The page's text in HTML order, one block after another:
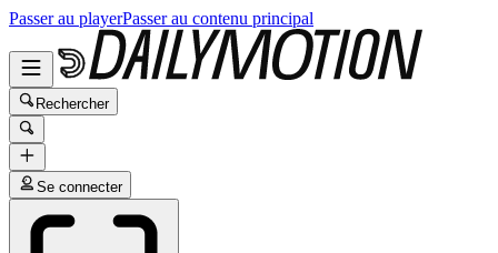
Passer au playerPasser au contenu principal
Rechercher
Se connecter